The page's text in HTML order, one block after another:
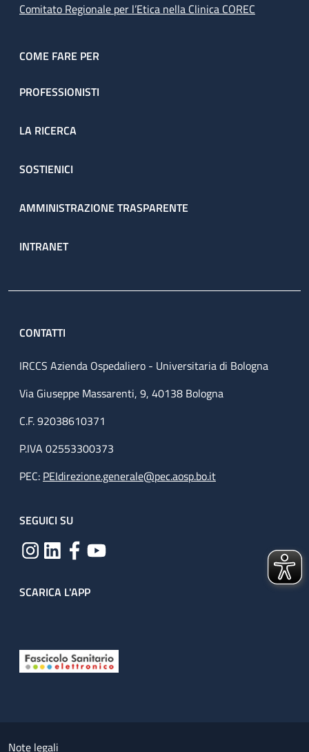
Comitato Regionale per l’Etica nella Clinica COREC
COME FARE PER
PROFESSIONISTI
LA RICERCA
SOSTIENICI
AMMINISTRAZIONE TRASPARENTE
INTRANET
CONTATTI
IRCCS Azienda Ospedaliero - Universitaria di Bologna
Via Giuseppe Massarenti, 9, 40138 Bologna
C.F. 92038610371
P.IVA 02553300373
PEC: PEIdirezione.generale@pec.aosp.bo.it
SEGUICI SU
SCARICA L'APP
Small prints
Note legali